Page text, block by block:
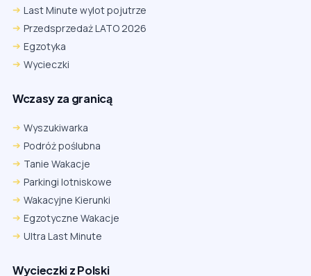
Last Minute wylot pojutrze
Przedsprzedaż LATO 2026
Egzotyka
Wycieczki
Wczasy za granicą
Wyszukiwarka
Podróż poślubna
Tanie Wakacje
Parkingi lotniskowe
Wakacyjne Kierunki
Egzotyczne Wakacje
Ultra Last Minute
Wycieczki z Polski